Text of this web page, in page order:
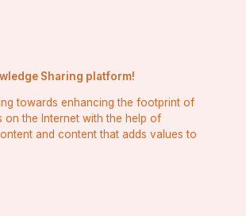
Sharing platform!
towards enhancing the footprint of
on the Internet with the help of
and content that adds values to